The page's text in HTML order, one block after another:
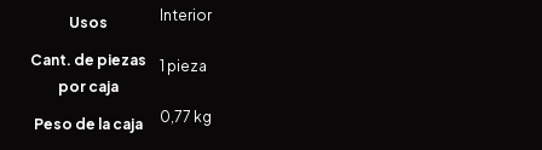
Usos Interior
Cant. de piezas
por caja
1 pieza
Peso de la caja 0,77 kg